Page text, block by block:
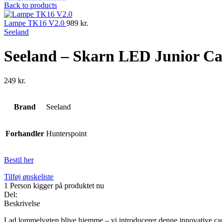
Back to products
Lampe TK16 V2.0 989 kr.
Seeland
Seeland – Skarn LED Junior
249 kr.
Brand Seeland
Forhandler Hunterspoint
Bestil her
Tilføj ønskeliste
1 Person kigger på produktet nu
Del:
Beskrivelse
Lad lommelygten blive hjemme – vi introducerer denne innovative